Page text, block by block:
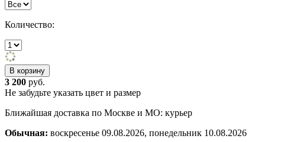
Количество:
3 200 руб.
Не забудьте указать цвет и размер
Ближайшая доставка по Москве и МО: курьер
Обычная: воскресенье 09.08.2026, понедельник 10.08.2026